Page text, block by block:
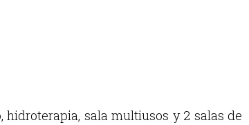
sala multiusos y 2 salas de